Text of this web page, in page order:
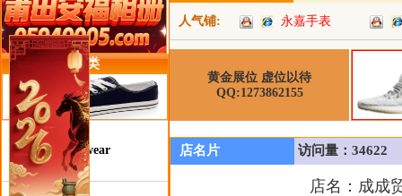
类目详细分类
鞋类-Footwear
人气铺: 永嘉手表
黄金展位 虚位以待
QQ:1273862155
店名片 访问量：34622
店名： 成成